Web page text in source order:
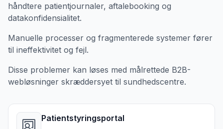
håndtere patientjournaler, aftalebooking og
datakonfidensialitet.
Manuelle processer og fragmenterede systemer fører
til ineffektivitet og fejl.
Disse problemer kan løses med målrettede B2B-
webløsninger skræddersyet til sundhedscentre.
Patientstyringsportal